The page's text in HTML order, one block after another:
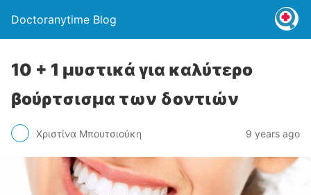
Doctoranytime Blog
10 + 1 μυστικά για καλύτερο
βούρτσισμα των δοντιών
Χριστίνα Μπουτσιούκη 9 years ago